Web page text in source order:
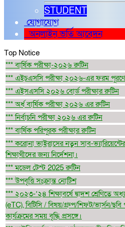
STUDENT
যোগাযোগ
অনলাইন ভর্তি আবেদন
Top Notice
*** বার্ষিক পরীক্ষা-২০২৬ রুটিন
*** এইচএসসি পরীক্ষা ২০২৬-এর ফরম পূরণের
*** এইসএসসি ২০২৬ বোর্ড পরীক্ষার রুটিন
*** অর্ধ বার্ষিক পরীক্ষা ২০২৬ এর রুটিন
*** নির্বাচনি পরীক্ষা ২০২৬ এর রুটিন
*** বার্ষিক পরিপূরক পরীক্ষার রুটিন
*** করোনা ভাইরাসের নতুন সাব-
শিক্ষাথীদের জন্য নির্দেশনা।
*** মডেল টেস্ট 2025 রুটিন
*** উপবৃত্তি সংক্রান্ত নোটিশ
*** ২০২৩-’২৪ শিক্ষাবর্ষে দ্বাদশ শ্রেণিতে
(eTC), বিটিসি / বিষয়/গ্রুপ/শিফট/ভার্সন/ছবি
কার্যক্রমের সময় বৃদ্ধি প্রসঙ্গে।